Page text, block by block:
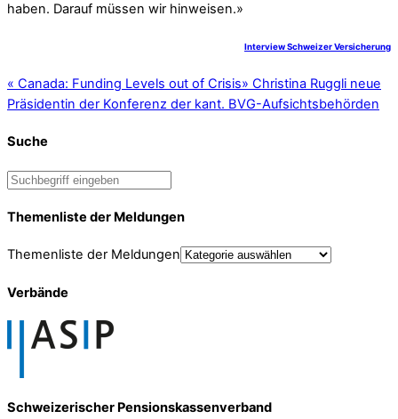
haben. Darauf müssen wir hinweisen.»
Interview Schweizer Versicherung
« Canada: Funding Levels out of Crisis» Christina Ruggli neue
Präsidentin der Konferenz der kant. BVG-Aufsichtsbehörden
Suche
Themenliste der Meldungen
Themenliste der Meldungen
Verbände
Schweizerischer Pensionskassenverband